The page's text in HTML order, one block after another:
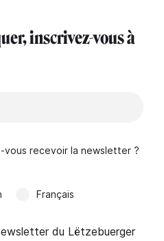
inscrivez-vous à
vous recevoir la newsletter ?
Français
du Lëtzebuerger